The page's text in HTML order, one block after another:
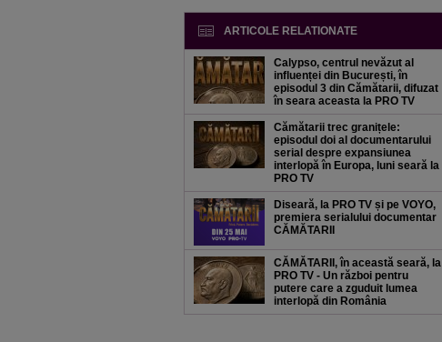
ARTICOLE RELATIONATE
Calypso, centrul nevăzut al
influenței din București, în
episodul 3 din Cămătarii, difuzat
în seara aceasta la PRO TV
Cămătarii trec granițele:
episodul doi al documentarului
serial despre expansiunea
interlopă în Europa, luni seară la
PRO TV
Diseară, la PRO TV și pe VOYO,
premiera serialului documentar
CĂMĂTARII
CĂMĂTARII, în această seară, la
PRO TV - Un război pentru
putere care a zguduit lumea
interlopă din România